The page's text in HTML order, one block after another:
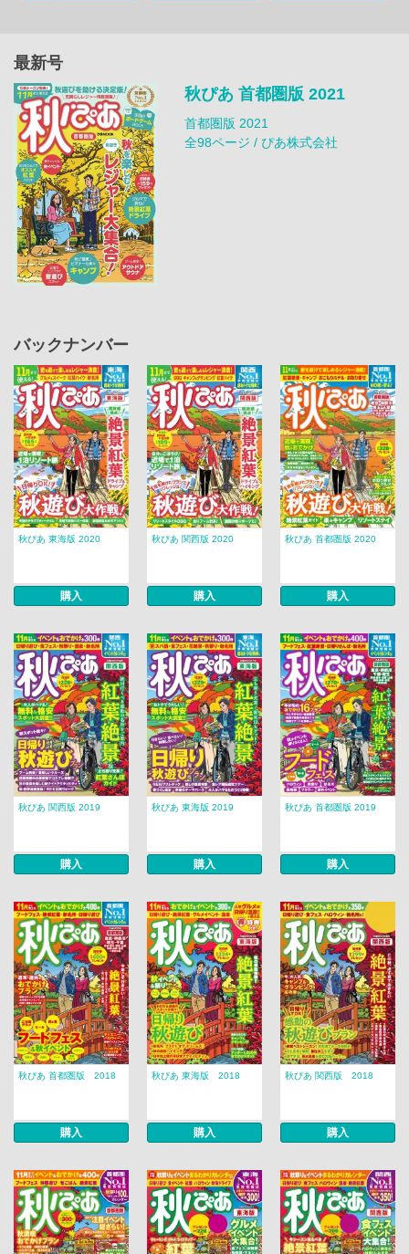
最新号
秋ぴあ 首都圏版 2021
首都圏版 2021
全98ページ / ぴあ株式会社
バックナンバー
秋ぴあ 東海版 2020
購入
秋ぴあ 関西版 2020
購入
秋ぴあ 首都圏版 2020
購入
秋ぴあ 関西版 2019
購入
秋ぴあ 東海版 2019
購入
秋ぴあ 首都圏版 2019
購入
秋ぴあ 首都圏版 2018
購入
秋ぴあ 東海版 2018
購入
秋ぴあ 関西版 2018
購入